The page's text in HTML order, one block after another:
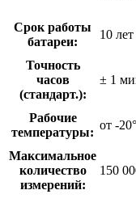
Срок работы
батареи:
10
Точность
часов
(стандарт.):
± 1
Рабочие
температуры:
от -
Максимальное
количество
измерений:
150